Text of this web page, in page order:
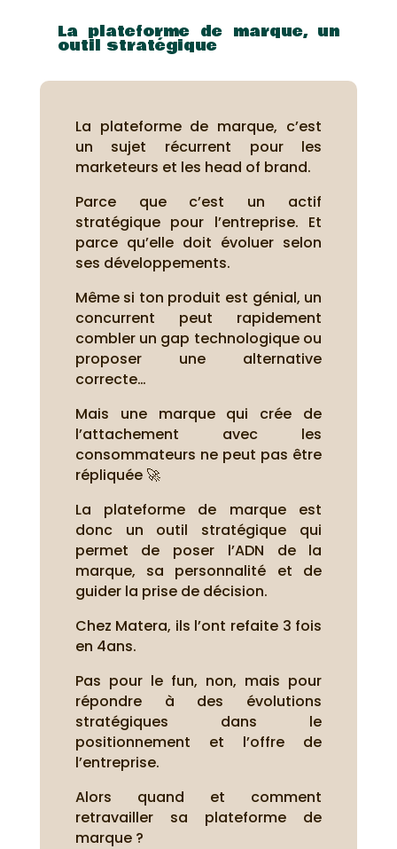
La plateforme de marque, un
outil stratégique
La plateforme de marque, c’est
un sujet récurrent pour les
marketeurs et les head of brand.
Parce que c’est un actif
stratégique pour l’entreprise. Et
parce qu’elle doit évoluer selon
ses développements.
Même si ton produit est génial, un
concurrent peut rapidement
combler un gap technologique ou
proposer une alternative
correcte…
Mais une marque qui crée de
l’attachement avec les
consommateurs ne peut pas être
répliquée 🚀
La plateforme de marque est
donc un outil stratégique qui
permet de poser l’ADN de la
marque, sa personnalité et de
guider la prise de décision.
Chez Matera, ils l’ont refaite 3 fois
en 4ans.
Pas pour le fun, non, mais pour
répondre à des évolutions
stratégiques dans le
positionnement et l’offre de
l’entreprise.
Alors quand et comment
retravailler sa plateforme de
marque ?